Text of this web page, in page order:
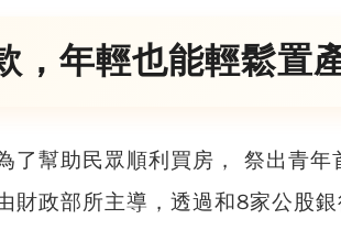
，年輕也能輕鬆置
了幫助民眾順利買房， 祭出青年
財政部所主導，透過和8家公股